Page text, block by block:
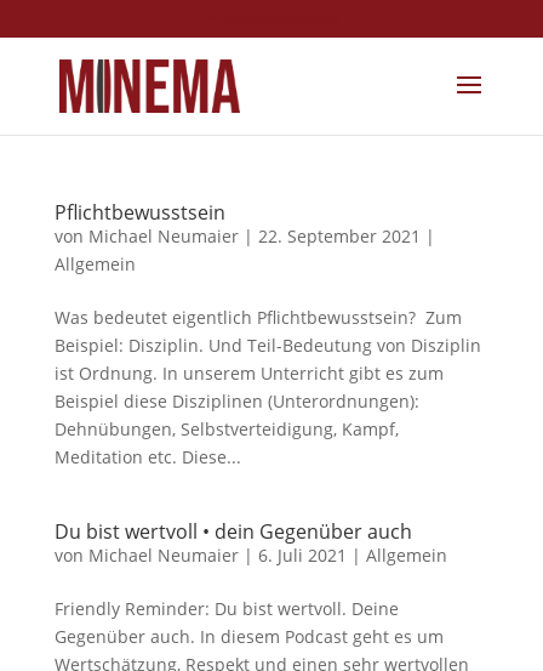
Pflichtbewusstsein
von Michael Neumaier| 22. September 2021 |
Allgemein
Was bedeutet eigentlich Pflichtbewusstsein? Zum
Beispiel: Disziplin. Und Teil-Bedeutung von Disziplin
ist Ordnung. In unserem Unterricht gibt es zum
Beispiel diese Disziplinen (Unterordnungen):
Dehnübungen, Selbstverteidigung, Kampf,
Meditation etc. Diese...
Du bist wertvoll • dein Gegenüber auch
von Michael Neumaier| 6. Juli 2021 | Allgemein
Friendly Reminder: Du bist wertvoll. Deine
Gegenüber auch. In diesem Podcast geht es um
Wertschätzung, Respekt und einen sehr wertvollen